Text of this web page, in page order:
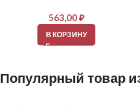
563,00₽
В КОРЗИНУ
Популярный товар